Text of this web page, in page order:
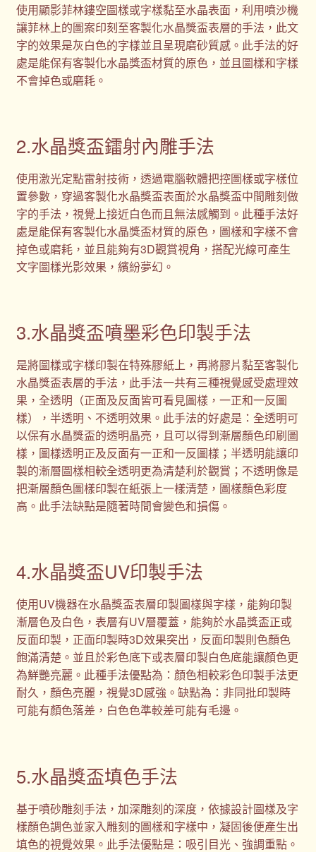
使用顯影菲林鏤空圖樣或字樣黏至水晶表面，利用噴沙機
讓菲林上的圖案印刻至客製化水晶獎盃表層的手法，此文
字的效果是灰白色的字樣並且呈現磨砂質感。此手法的好
處是能保有客製化水晶獎盃材質的原色，並且圖樣和字樣
不會掉色或磨耗。
2.水晶獎盃鐳射內雕手法
使用激光定點雷射技術，透過電腦軟體把控圖樣或字樣位
置參數，穿過客製化水晶獎盃表面於水晶獎盃中間雕刻做
字的手法，視覺上接近白色而且無法感觸到。此種手法好
處是能保有客製化水晶獎盃材質的原色，圖樣和字樣不會
掉色或磨耗，並且能夠有3D觀賞視角，搭配光線可產生
文字圖樣光影效果，繽紛夢幻。
3.水晶獎盃噴墨彩色印製手法
是將圖樣或字樣印製在特殊膠紙上，再將膠片黏至客製化
水晶獎盃表層的手法，此手法一共有三種視覺感受處理效
果，全透明（正面及反面皆可看見圖樣，一正和一反圖
樣），半透明、不透明效果。此手法的好處是：全透明可
以保有水晶獎盃的透明晶亮，且可以得到漸層顏色印刷圖
樣，圖樣透明正及反面有一正和一反圖樣；半透明能讓印
製的漸層圖樣相較全透明更為清楚利於觀賞；不透明像是
把漸層顏色圖樣印製在紙張上一樣清楚，圖樣顏色彩度
高。此手法缺點是隨著時間會變色和損傷。
4.水晶獎盃UV印製手法
使用UV機器在水晶獎盃表層印製圖樣與字樣，能夠印製
漸層色及白色，表層有UV層覆蓋，能夠於水晶獎盃正或
反面印製，正面印製時3D效果突出，反面印製則色顏色
飽滿清楚。並且於彩色底下或表層印製白色底能讓顏色更
為鮮艷亮麗。此種手法優點為：顏色相較彩色印製手法更
耐久，顏色亮麗，視覺3D感強。缺點為：非同批印製時
可能有顏色落差，白色色準較差可能有毛邊。
5.水晶獎盃填色手法
基于噴砂雕刻手法，加深雕刻的深度，依據設計圖樣及字
樣顏色調色並家入雕刻的圖樣和字樣中，凝固後便產生出
填色的視覺效果。此手法優點是：吸引目光、強調重點。